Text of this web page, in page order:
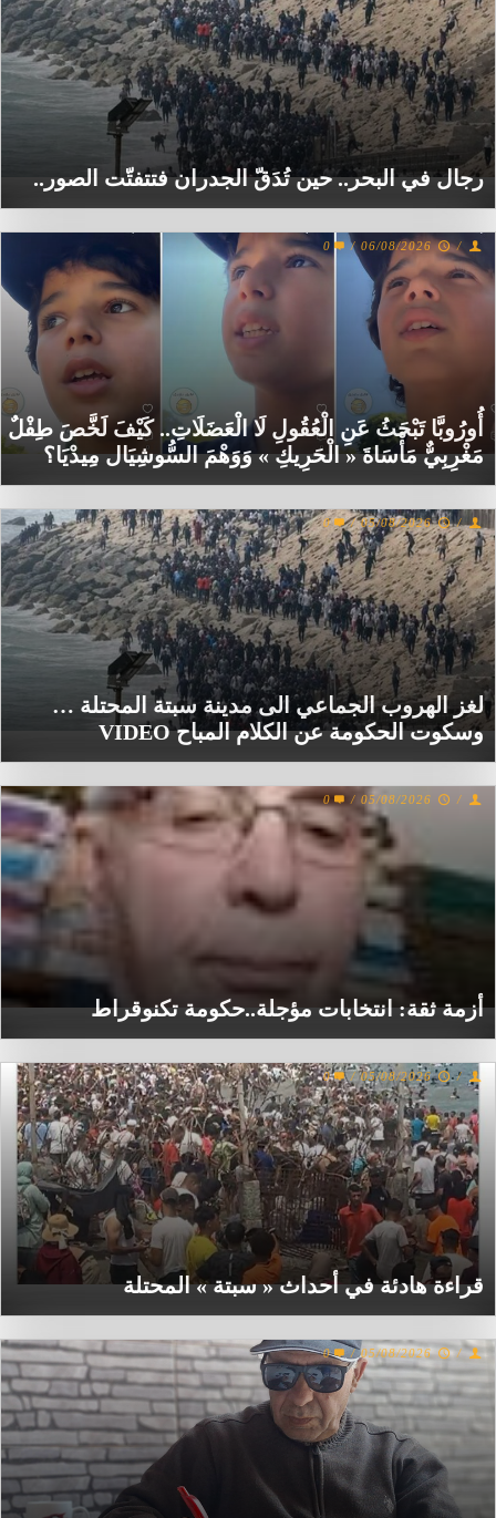
رجال في البحر.. حين تُدَقّ الجدران فتتفتّت الصور..
أُورُوبَّا تَبْحَثُ عَنِ الْعُقُولِ لَا الْعَضَلَاتِ.. كَيْفَ لَخَّصَ طِفْلٌ
مَغْرِبِيٌّ مَأْسَاةَ « الْحَرِيكِ » وَوَهْمَ السُّوشِيَال مِيدْيَا؟
/
06/08/2026
/
0
لغز الهروب الجماعي الى مدينة سبتة المحتلة …
وسكوت الحكومة عن الكلام المباح VIDEO
/
05/08/2026
/
0
أزمة ثقة: انتخابات مؤجلة..حكومة تكنوقراط
/
05/08/2026
/
0
قراءة هادئة في أحداث « سبتة » المحتلة
/
05/08/2026
/
0
/
05/08/2026
/
0